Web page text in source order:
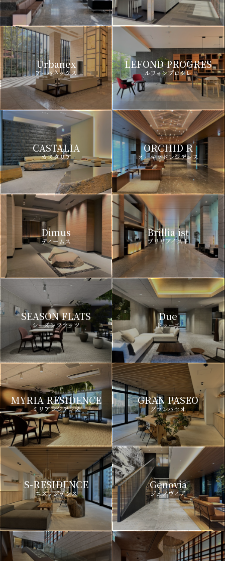
Urbanex
アーバネックス
LEFOND PROGRES
ルフォンプログレ
CASTALIA
カスタリア
ORCHID R
オーキッドレジデンス
Dimus
ディームス
Brillia ist
ブリリアイスト
SEASON FLATS
シーズンフラッツ
Due
ドゥーエ
MYRIA RESIDENCE
ミリアレジデンス
GRAN PASEO
グランパセオ
S-RESIDENCE
エスレジデンス
Genovia
ジェノヴィア